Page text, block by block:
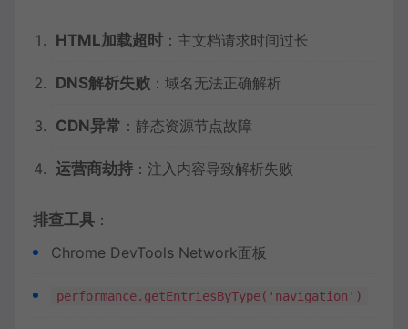
HTML加载超时 ：主文档请求时间过长
DNS解析失败 ：域名无法正确解析
CDN异常 ：静态资源节点故障
运营商劫持 ：注入内容导致解析失败
排查工具 ：
Chrome DevTools Network面板
performance.getEntriesByType('navigation')